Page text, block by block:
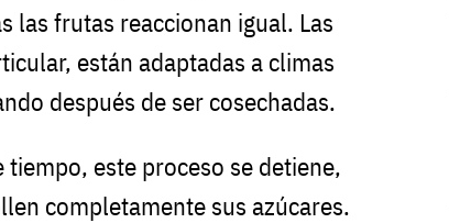
las frutas reaccionan igual. Las
están adaptadas a climas
después de ser cosechadas.
tiempo, este proceso se detiene,
completamente sus azúcares.